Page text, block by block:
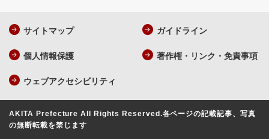
サイトマップ ガイドライン
個人情報保護 著作権・リンク・免責事項
ウェブアクセシビリティ
AKITA Prefecture All Rights Reserved.各ページの記載記事、写真
の無断転載を禁じます